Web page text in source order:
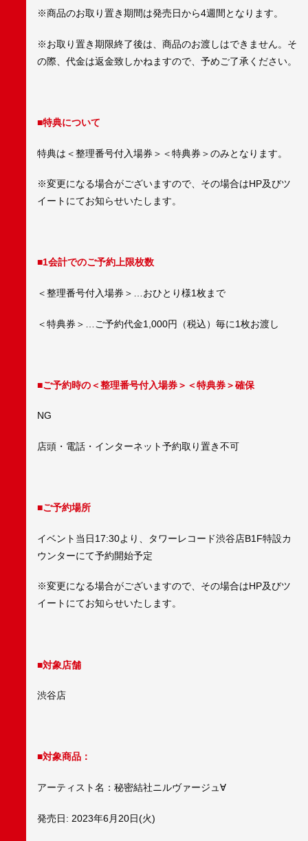
※商品のお取り置き期間は発売日から4週間となります。
※お取り置き期限終了後は、商品のお渡しはできません。そ
の際、代金は返金致しかねますので、予めご了承ください。
■特典について
特典は＜整理番号付入場券＞＜特典券＞のみとなります。
※変更になる場合がございますので、その場合はHP及びツ
イートにてお知らせいたします。
■1会計でのご予約上限枚数
＜整理番号付入場券＞…おひとり様1枚まで
＜特典券＞…ご予約代金1,000円（税込）毎に1枚お渡し
■ご予約時の＜整理番号付入場券＞＜特典券＞確保
NG
店頭・電話・インターネット予約取り置き不可
■ご予約場所
イベント当日17:30より、タワーレコード渋谷店B1F特設カ
ウンターにて予約開始予定
※変更になる場合がございますので、その場合はHP及びツ
イートにてお知らせいたします。
■対象店舗
渋谷店
■対象商品：
アーティスト名：秘密結社ニルヴァージュ∀
発売日: 2023年6月20日(火)